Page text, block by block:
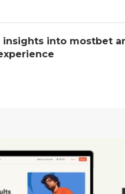
insights into mostbet